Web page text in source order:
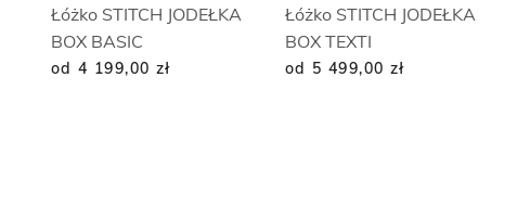
Łóżko STITCH JODEŁKA
BOX BASIC
od 4 199,00 zł
Łóżko STITCH JODEŁKA
BOX TEXTI
od 5 499,00 zł